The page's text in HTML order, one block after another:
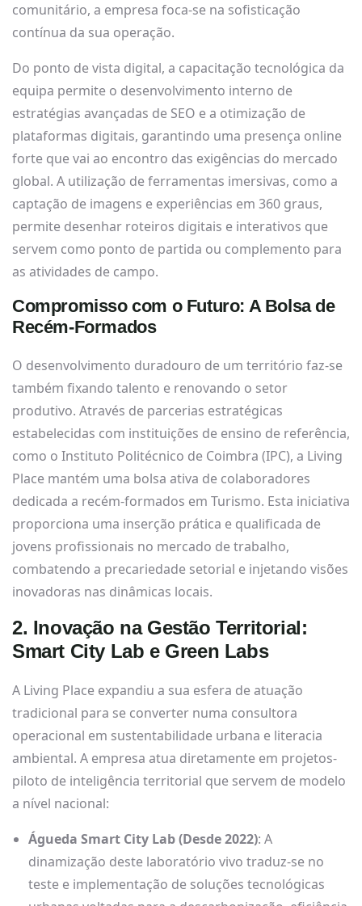
comunitário, a empresa foca-se na sofisticação
contínua da sua operação.
Do ponto de vista digital, a capacitação tecnológica da
equipa permite o desenvolvimento interno de
estratégias avançadas de SEO e a otimização de
plataformas digitais, garantindo uma presença online
forte que vai ao encontro das exigências do mercado
global. A utilização de ferramentas imersivas, como a
captação de imagens e experiências em 360 graus,
permite desenhar roteiros digitais e interativos que
servem como ponto de partida ou complemento para
as atividades de campo.
Compromisso com o Futuro: A Bolsa de
Recém-Formados
O desenvolvimento duradouro de um território faz-se
também fixando talento e renovando o setor
produtivo. Através de parcerias estratégicas
estabelecidas com instituições de ensino de referência,
como o Instituto Politécnico de Coimbra (IPC), a Living
Place mantém uma bolsa ativa de colaboradores
dedicada a recém-formados em Turismo. Esta iniciativa
proporciona uma inserção prática e qualificada de
jovens profissionais no mercado de trabalho,
combatendo a precariedade setorial e injetando visões
inovadoras nas dinâmicas locais.
2. Inovação na Gestão Territorial:
Smart City Lab e Green Labs
A Living Place expandiu a sua esfera de atuação
tradicional para se converter numa consultora
operacional em sustentabilidade urbana e literacia
ambiental. A empresa atua diretamente em projetos-
piloto de inteligência territorial que servem de modelo
a nível nacional:
Águeda Smart City Lab (Desde 2022): A
dinamização deste laboratório vivo traduz-se no
teste e implementação de soluções tecnológicas